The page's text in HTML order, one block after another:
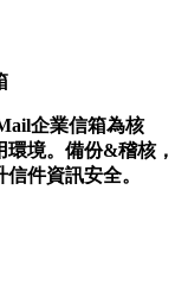
企業信箱為核
境。備份&稽核，
件資訊安全。